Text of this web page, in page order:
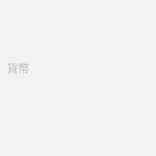
貨幣